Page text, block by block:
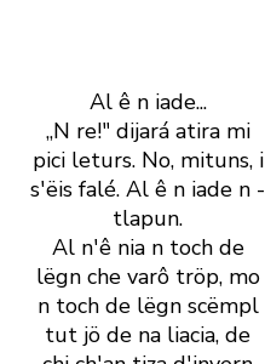
Al ê n iade...
„N re!" dijará atira mi
pici leturs. No, mituns, i
s' ëis falé. Al ê n iade n ­
tlapun.
Al n' ê nia n toch de
lëgn che varô tröp, mo
n toch de lëgn scëmpl
tut jö de na liacia, de